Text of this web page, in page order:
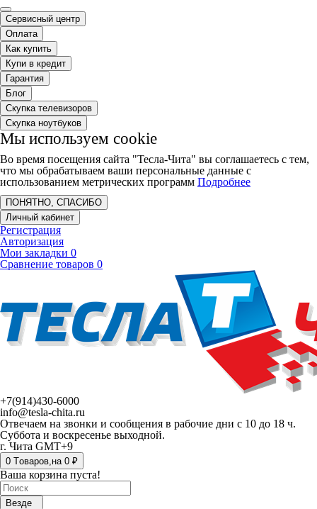
Сервисный центр
Оплата
Как купить
Купи в кредит
Гарантия
Блог
Скупка телевизоров
Скупка ноутбуков
Мы используем cookie
Во время посещения сайта "Тесла-Чита" вы соглашаетесь с тем,
что мы обрабатываем ваши персональные данные с
использованием метрических программ Подробнее
ПОНЯТНО, СПАСИБО
Личный кабинет
Регистрация
Авторизация
Мои закладки 0
Сравнение товаров 0
+7(914)430-6000
info@tesla-chita.ru
Отвечаем на звонки и сообщения в рабочие дни с 10 до 18 ч.
Суббота и воскресенье выходной.
г. Чита GMT+9
0 Tоваров,на 0 ₽
Ваша корзина пуста!
Везде